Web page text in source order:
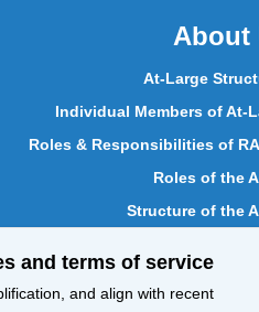
About
At-Large
Individual Members of At-
Roles & Responsibilities of
Roles of the
Structure of the
and terms of service:
and align with recent